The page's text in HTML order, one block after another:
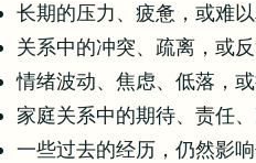
长期的压力、疲惫，或难
关系中的冲突、疏离，或
情绪波动、焦虑、低落，
家庭关系中的期待、责任
一些过去的经历，仍然影